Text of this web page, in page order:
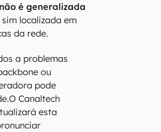
é generalizada
localizada em
da rede.
a problemas
ou
pode
Canaltech
esta